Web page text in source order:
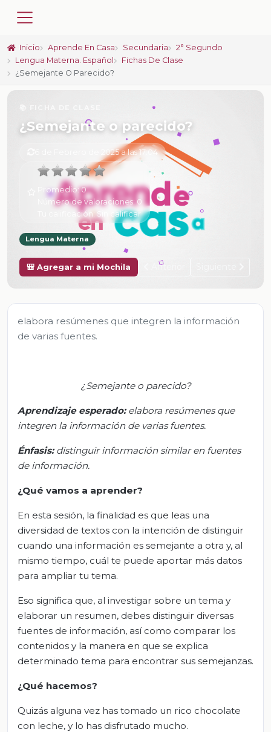
Inicio Aprende En Casa Secundaria
2° Segundo
Lengua Materna. Español
Fichas De Clase
¿Semejante O Parecido?
¿Semejante o parecido?
6 de Febrero de 2025 a las 17:04
Promedio:0
Número de valoraciones:0
Tu calificación:Sin calificar
Lengua Materna
🎒 Agregar a mi Mochila Anterior
elabora resúmenes que integren la información
de varias fuentes.
¿Semejante o parecido?
Aprendizaje esperado: elabora resúmenes que
integren la información de varias fuentes.
Énfasis: distinguir información similar en fuentes
de información.
¿Qué vamos a aprender?
En esta sesión, la finalidad es que leas una
diversidad de textos con la intención de distinguir
cuando una información es semejante a otra y, al
mismo tiempo, cuál te puede aportar más datos
para ampliar tu tema.
Eso significa que, al investigar sobre un tema y
elaborar un resumen, debes distinguir diversas
fuentes de información, así como comparar los
contenidos y la manera en que se explica
determinado tema para encontrar sus semejanzas.
¿Qué hacemos?
Quizás alguna vez has tomado un rico chocolate
con leche, y lo has disfrutado mucho.